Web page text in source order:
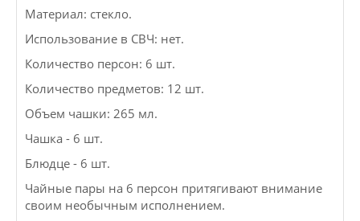
Материал: стекло.
Использование в СВЧ: нет.
Количество персон: 6 шт.
Количество предметов: 12 шт.
Объем чашки: 265 мл.
Чашка - 6 шт.
Блюдце - 6 шт.
Чайные пары на 6 персон притягивают внимание
своим необычным исполнением.